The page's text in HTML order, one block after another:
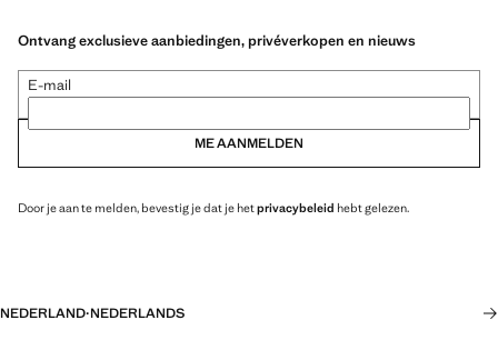
Ontvang exclusieve aanbiedingen, privéverkopen en nieuws
E-mail
ME AANMELDEN
Door je aan te melden, bevestig je dat je hetprivacybeleid hebt gelezen.
NEDERLAND·NEDERLANDS